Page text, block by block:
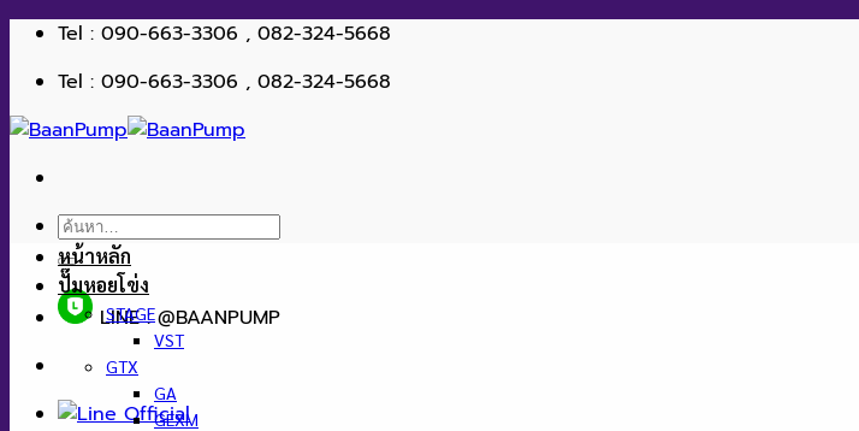
ข้าม
เนื้อหา
Tel : 090-663-3306 , 082-324-5668
Tel : 090-663-3306 , 082-324-5668
ค้นหา:
LINE : @BAANPUMP
หน้าหลัก
ปั๊มหอยโข่ง
STAGE
VST
GTX
GA
GEXM